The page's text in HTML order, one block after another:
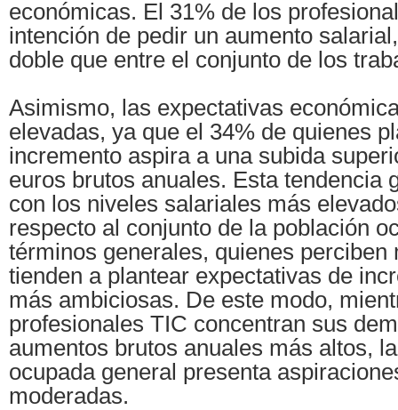
económicas. El 31% de los
intención de pedir un aumento
doble que entre el conjunto de los
Asimismo, las expectativas
elevadas, ya que el 34% de quienes
incremento aspira a una subida
euros brutos anuales. Esta tendencia
con los niveles salariales más
respecto al conjunto de la población
términos generales, quienes perciben
tienden a plantear expectativas de
más ambiciosas. De este modo,
profesionales TIC concentran sus
aumentos brutos anuales más altos,
ocupada general presenta
moderadas.